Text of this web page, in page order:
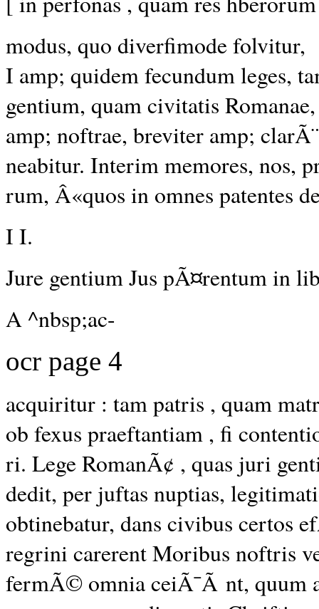
modus, quo diverfimode folvitur,
I amp; quidem fecundum leges,
gentium, quam civitatis Romanae,
amp; noftrae, breviter amp;
neabitur. Interim memores, nos,
rum, Â«quos in omnes patentes
I I.
Jure gentium Jus pÃ¤rentum in
A ^nbsp;ac-
ocr page 4
acquiritur : tam patris , quam
ob fexus praeftantiam , fi
ri. Lege RomanÃ¢ , quas juri
dedit, per juftas nuptias,
obtinebatur, dans civibus certos
regrini carerent Moribus noftris
fermÃ© omnia ceiÃ¯Ã nt, quum